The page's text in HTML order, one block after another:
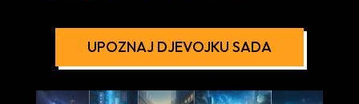
UPOZNAJ DJEVOJKU SADA